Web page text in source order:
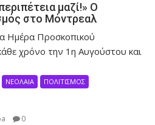
μαζί!» Ο
στο Μόντρεαλ
Ημέρα Προσκοπικού
χρόνο την 1η Αυγούστου και
ΝΕΟΛΑΙΑ ΠΟΛΙΤΙΣΜΟΣ
0